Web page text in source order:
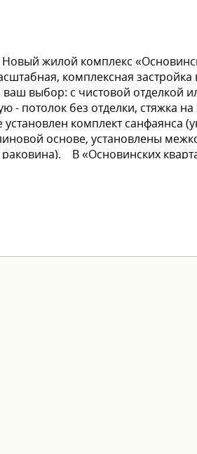
жилой комплекс
комплексная
выбор: с чистовой отделкой
- потолок без отделки, стяжка
комплект санфаянса
основе, установлены
раковина). В «Основинских
для креатива и развития
условия оплаты: - ипотека